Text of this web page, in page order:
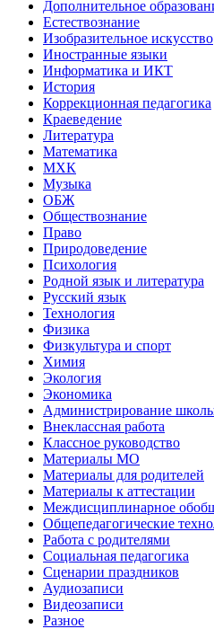
Дополнительное
Естествознание
Изобразительное искусство
Иностранные языки
Информатика и ИКТ
История
Коррекционная педагогика
Краеведение
Литература
Математика
МХК
Музыка
ОБЖ
Обществознание
Право
Природоведение
Психология
Родной язык и литература
Русский язык
Технология
Физика
Физкультура и спорт
Химия
Экология
Экономика
Администрирование
Внеклассная работа
Классное руководство
Материалы МО
Материалы для родителей
Материалы к аттестации
Междисциплинарное
Общепедагогические
Работа с родителями
Социальная педагогика
Сценарии праздников
Аудиозаписи
Видеозаписи
Разное